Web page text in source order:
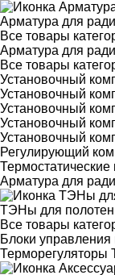
Арматура для
Все товары
Арматура для
Все товары
Установочный
Установочный
Установочный
Установочный
Установочный
Регулирующий
Термостатические
Арматура для
ТЭНы для
Все товары
Блоки
Терморегуляторы